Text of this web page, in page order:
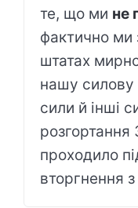
те, що ми не
фактично ми
штатах
нашу силову
сили й інші
проходило
вторгнення